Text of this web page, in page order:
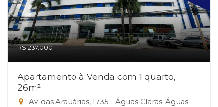
R$ 237.000
Apartamento à Venda com 1 quarto,
26m²
Av. das Arauárias, 1735 - Águas Claras, Águas Claras-DF